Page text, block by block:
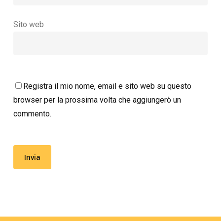
Sito web
Registra il mio nome, email e sito web su questo
browser per la prossima volta che aggiungerò un
commento.